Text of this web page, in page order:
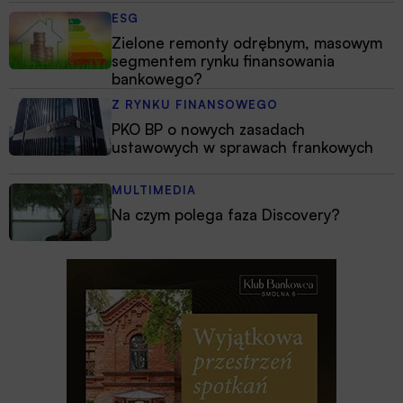
ESG
Zielone remonty odrębnym, masowym
segmentem rynku finansowania
bankowego?
Z RYNKU FINANSOWEGO
PKO BP o nowych zasadach
ustawowych w sprawach frankowych
MULTIMEDIA
Na czym polega faza Discovery?